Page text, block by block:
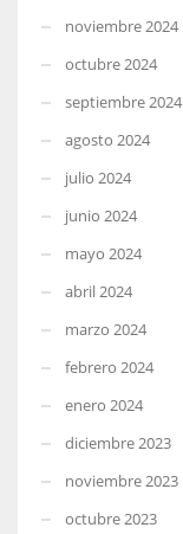
noviembre 2024
octubre 2024
septiembre 2024
agosto 2024
julio 2024
junio 2024
mayo 2024
abril 2024
marzo 2024
febrero 2024
enero 2024
diciembre 2023
noviembre 2023
octubre 2023